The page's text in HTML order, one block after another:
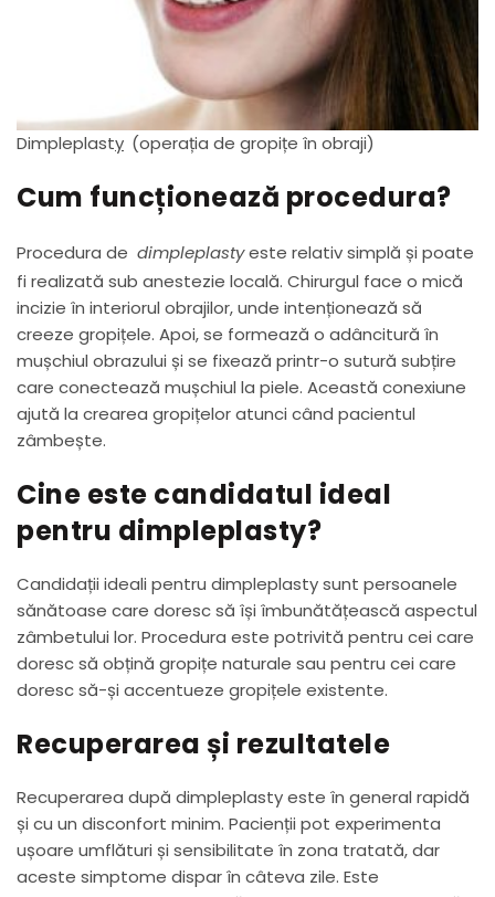
Dimpleplasty (operația de gropițe în obraji)
Cum funcționează procedura?
Procedura de dimpleplastyeste relativ simplă și poate
fi realizată sub anestezie locală. Chirurgul face o mică
incizie în interiorul obrajilor, unde intenționează să
creeze gropițele. Apoi, se formează o adâncitură în
mușchiul obrazului și se fixează printr-o sutură subțire
care conectează mușchiul la piele. Această conexiune
ajută la crearea gropițelor atunci când pacientul
zâmbește.
Cine este candidatul ideal
pentru dimpleplasty?
Candidații ideali pentru dimpleplasty sunt persoanele
sănătoase care doresc să își îmbunătățească aspectul
zâmbetului lor. Procedura este potrivită pentru cei care
doresc să obțină gropițe naturale sau pentru cei care
doresc să-și accentueze gropițele existente.
Recuperarea și rezultatele
Recuperarea după dimpleplasty este în general rapidă
și cu un disconfort minim. Pacienții pot experimenta
ușoare umflături și sensibilitate în zona tratată, dar
aceste simptome dispar în câteva zile. Este